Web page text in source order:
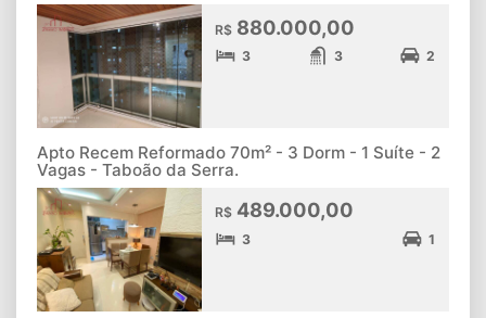
R$ 880.000,00
3 3 2
Apto Recem Reformado 70m² - 3 Dorm - 1 Suíte - 2
Vagas - Taboão da Serra.
R$ 489.000,00
3 1